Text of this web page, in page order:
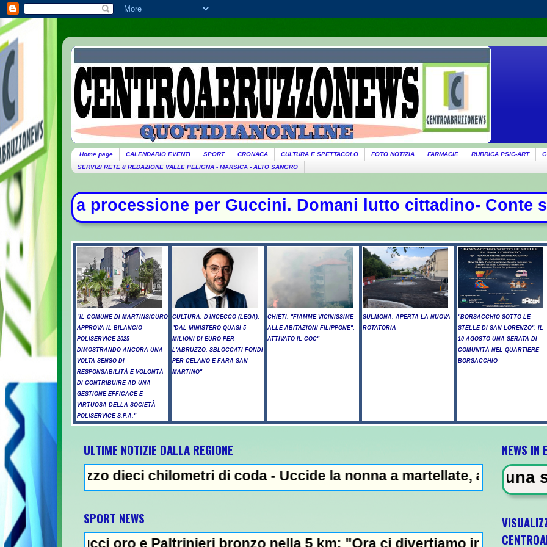
Home page CALENDARIO EVENTI SPORT CRONACA CULTURA E SPETTACOLO FOTO NOTIZIA FARMACIE RUBRICA PSIC-ART
SERVIZI RETE 8 REDAZIONE VALLE PELIGNA - MARSICA - ALTO SANGRO
per Guccini. Domani lutto cittadino- Conte sfida la
"IL COMUNE DI MARTINSICURO
APPROVA IL BILANCIO
POLISERVICE 2025
DIMOSTRANDO ANCORA UNA
VOLTA SENSO DI
RESPONSABILITÀ E VOLONTÀ
DI CONTRIBUIRE AD UNA
GESTIONE EFFICACE E
VIRTUOSA DELLA SOCIETÀ
POLISERVICE S.P.A."
CULTURA, D'INCECCO (LEGA):
"DAL MINISTERO QUASI 5
MILIONI DI EURO PER
L'ABRUZZO. SBLOCCATI FONDI
PER CELANO E FARA SAN
MARTINO"
CHIETI: "FIAMME VICINISSIME
ALLE ABITAZIONI FILIPPONE":
ATTIVATO IL COC"
SULMONA: APERTA LA NUOVA
ROTATORIA
"BORSACCHIO SOTTO LE
STELLE DI SAN LORENZO": IL
10 AGOSTO UNA SERATA DI
COMUNITÀ NEL QUARTIERE
BORSACCHIO
ULTIME NOTIZIE DALLA REGIONE
dieci chilometri di coda - Uccide la nonna a martellate, arrestato il nipote
SPORT NEWS
oro e Paltrinieri bronzo nella 5 km: "Ora ci divertiamo in staffetta"- L'Italia
NEWS IN
NEWS IN EVIDENZA - Sparatoria in una scuola a